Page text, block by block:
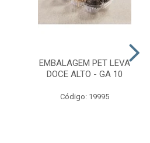
EMBALAGEM PET LEVA
DOCE ALTO - GA 10
Código: 19995